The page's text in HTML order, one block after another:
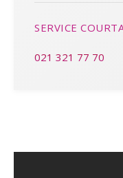
SERVICE
021 321 77 70